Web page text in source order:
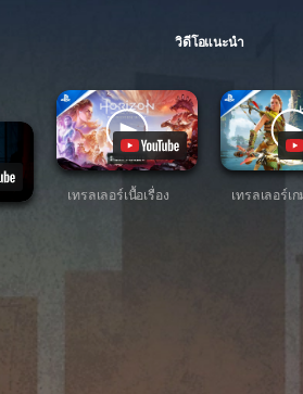
วิดีโอแนะนำ
เทรลเลอร์เนื้อเรื่อง เทรลเลอร์เ